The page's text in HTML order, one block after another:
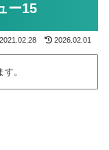
ー15
2021.02.28 2026.02.01
。